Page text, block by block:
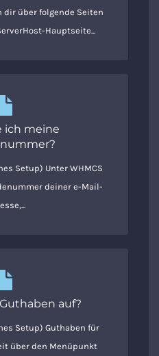
dir über folgende Seiten
Hauptseite...
ich meine
Setup) Unter WHMCS
deiner e-Mail-
auf?
Setup) Guthaben für
über den Menüpunkt